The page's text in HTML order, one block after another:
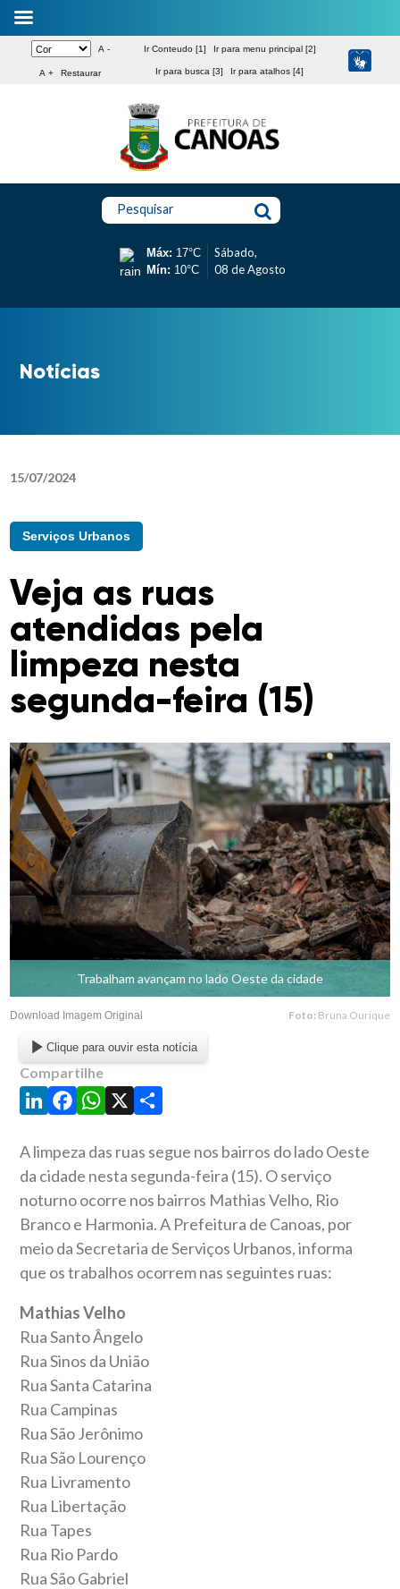
A -
A + Restaurar
Ir Conteudo [1] Ir para menu principal [2]
Ir para busca [3] Ir para atalhos [4]
Pesquisar
Máx: 17°C
Mín: 10°C
Sábado,
08 de Agosto
Notícias
15/07/2024
Serviços Urbanos
Veja as ruas
atendidas pela
limpeza nesta
segunda-feira (15)
Trabalham avançam no lado Oeste da cidade
Download Imagem Original Foto: Bruna Ourique
Clique para ouvir esta notícia
Compartilhe
LinkedIn
Facebook
WhatsApp
X Share
A limpeza das ruas segue nos bairros do lado Oeste
da cidade nesta segunda-feira (15). O serviço
noturno ocorre nos bairros Mathias Velho, Rio
Branco e Harmonia. A Prefeitura de Canoas, por
meio da Secretaria de Serviços Urbanos, informa
que os trabalhos ocorrem nas seguintes ruas:
Mathias Velho
Rua Santo Ângelo
Rua Sinos da União
Rua Santa Catarina
Rua Campinas
Rua São Jerônimo
Rua São Lourenço
Rua Livramento
Rua Libertação
Rua Tapes
Rua Rio Pardo
Rua São Gabriel